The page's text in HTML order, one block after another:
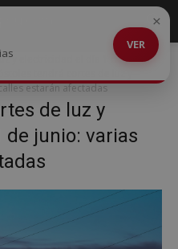
y electricidad el día 1 de junio:
estarán afectadas
de luz y
junio: varias
VER
×